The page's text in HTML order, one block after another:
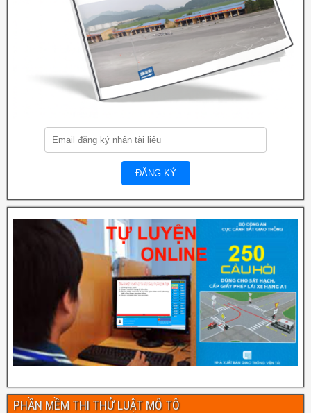
PHẦN MỀM THI THỬ LUẬT MÔ TÔ